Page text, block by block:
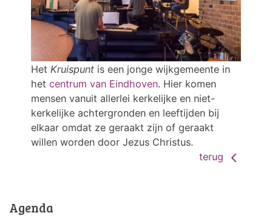
Het Kruispunt is een jonge wijkgemeente in
het centrum van Eindhoven. Hier komen
mensen vanuit allerlei kerkelijke en niet-
kerkelijke achtergronden en leeftijden bij
elkaar omdat ze geraakt zijn of geraakt
willen worden door Jezus Christus.
terug
Agenda